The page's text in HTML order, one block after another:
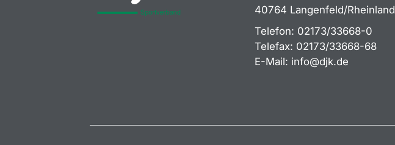
40764 Langenfeld/Rheinland
Telefon: 02173/33668-0
Telefax: 02173/33668-68
E-Mail: info@djk.de